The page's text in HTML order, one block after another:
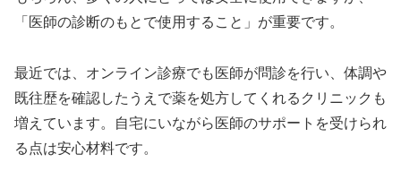
「医師の診断のもとで使用すること」が重要です。
最近では、オンライン診療でも医師が問診を行い、体調や
既往歴を確認したうえで薬を処方してくれるクリニックも
増えています。自宅にいながら医師のサポートを受けられ
る点は安心材料です。